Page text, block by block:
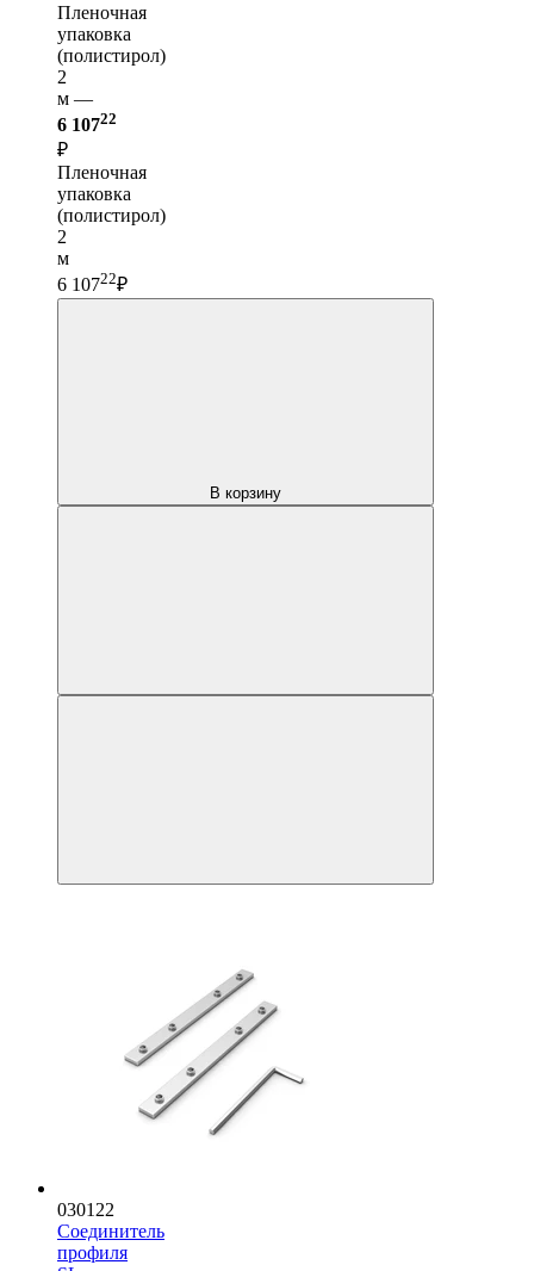
Пленочная
упаковка
(полистирол)
2
м —
6 10722
₽
Пленочная
упаковка
(полистирол)
2
м
6 10722₽
В корзину
030122
Соединитель
профиля